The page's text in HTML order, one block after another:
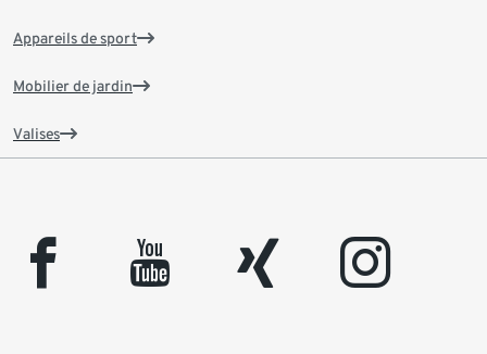
Appareils de sport
Mobilier de jardin
Valises
facebook youtube xing instagram